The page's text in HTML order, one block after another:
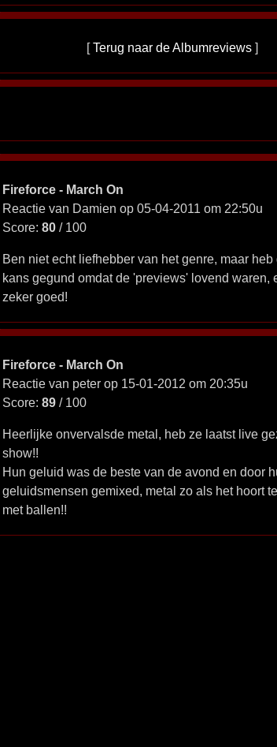
[Terug naar de Albumreviews ]
Fireforce - March On
Reactie van Damien op 05-04-2011 om 22:50u
Score: 80/ 100
Ben niet echt liefhebber van het genre, maar heb
kans gegund omdat de 'previews' lovend waren,
zeker goed!
Fireforce - March On
Reactie van peter op 15-01-2012 om 20:35u
Score: 89/ 100
Heerlijke onvervalsde metal, heb ze laatst live
show!!
Hun geluid was de beste van de avond en door
geluidsmensen gemixed, metal zo als het hoort
met ballen!!